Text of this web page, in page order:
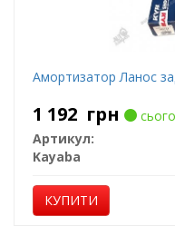
Амортизатор Ланос
1 192 грн
Артикул:
Kayaba
КУПИТИ